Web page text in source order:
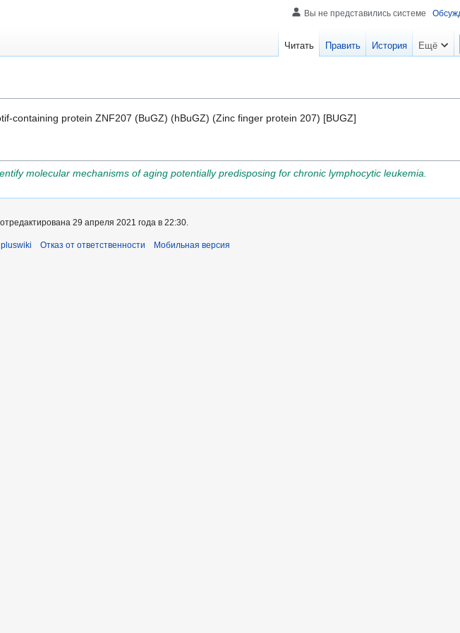
containing protein ZNF207 (BuGZ) (hBuGZ) (Zinc finger protein 207) [BUGZ]
molecular mechanisms of aging potentially predisposing for chronic lymphocytic leukemia.
Вы не представились системе
Читать Править История Ещё
29 апреля 2021 года в 22:30.
Отказ от ответственности Мобильная версия